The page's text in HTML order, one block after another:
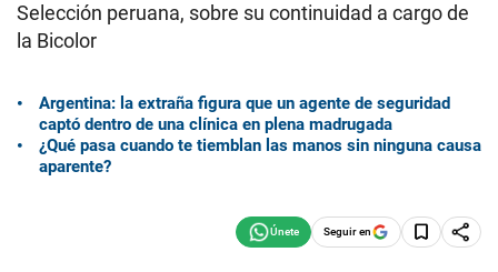
Selección peruana, sobre su continuidad a cargo de
la Bicolor
Argentina: la extraña figura que un agente de seguridad
captó dentro de una clínica en plena madrugada
¿Qué pasa cuando te tiemblan las manos sin ninguna causa
aparente?
Seguir en